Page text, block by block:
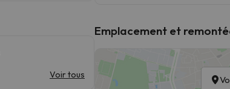
Voir tous
Emplacement et